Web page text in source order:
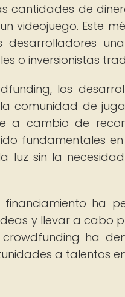
cantidades de
videojuego. Este
o inversionistas
los
comunidad de
a cambio de
fundamentales
luz sin la
ha
y llevar a cabo
crowdfunding ha
a talentos